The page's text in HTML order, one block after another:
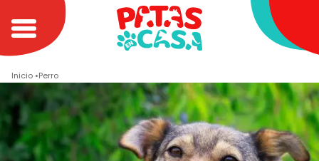
Inicio Perro